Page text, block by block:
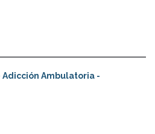
Ambulatoria -